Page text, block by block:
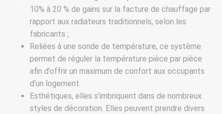
10% à 20 % de gains sur la facture de chauffage par
rapport aux radiateurs traditionnels, selon les
fabricants ;
Reliées à une sonde de température, ce système
permet de réguler la température pièce par pièce
afin d’offrir un maximum de confort aux occupants
d’un logement.
Esthétiques, elles s’imbriquent dans de nombreux
styles de décoration. Elles peuvent prendre divers